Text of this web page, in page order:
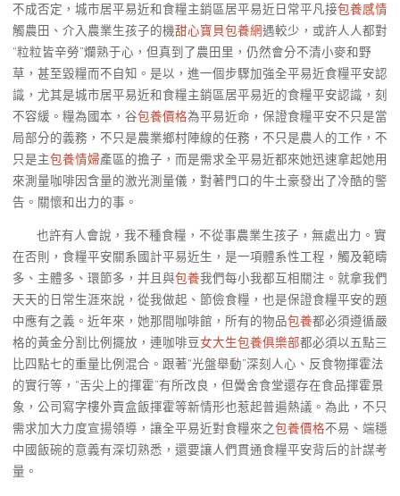
不成否定，城市居平易近和食糧主銷區居平易近日常平凡接包養感情
觸農田、介入農業生孩子的機甜心寶貝包養網遇較少，或許人人都對
“粒粒皆辛勞”爛熟于心，但真到了農田里，仍然會分不清小麥和野
草，甚至毀糧而不自知。是以，進一個步驟加強全平易近食糧平安認
識，尤其是城市居平易近和食糧主銷區居平易近的食糧平安認識，刻
不容緩。糧為國本，谷包養價格為平易近命，保證食糧平安不只是當
局部分的義務，不只是農業鄉村陣線的任務，不只是農人的工作，不
只是主包養情婦產區的擔子，而是需求全平易近都來她迅速拿起她用
來測量咖啡因含量的激光測量儀，對著門口的牛土豪發出了冷酷的警
告。關懷和出力的事。
也許有人會說，我不種食糧，不從事農業生孩子，無處出力。實
在否則，食糧平安關系國計平易近生，是一項體系性工程，觸及範疇
多、主體多、環節多，并且與包養我們每小我都互相關注。就拿我們
天天的日常生涯來說，從我做起、節儉食糧，也是保證食糧平安的題
中應有之義。近年來，她那間咖啡館，所有的物品包養都必須遵循嚴
格的黃金分割比例擺放，連咖啡豆女大生包養俱樂部都必須以五點三
比四點七的重量比例混合。跟著“光盤舉動”深刻人心、反食物揮霍法
的實行等，“舌尖上的揮霍”有所改良，但黌舍食堂還存在食品揮霍景
象，公司寫字樓外賣盒飯揮霍等新情形也惹起普遍熱議。為此，不只
需求加大力度宣揚領導，讓全平易近對食糧來之包養價格不易、端穩
中國飯碗的意義有深切熟悉，還要讓人們貫通食糧平安背后的計謀考
量。